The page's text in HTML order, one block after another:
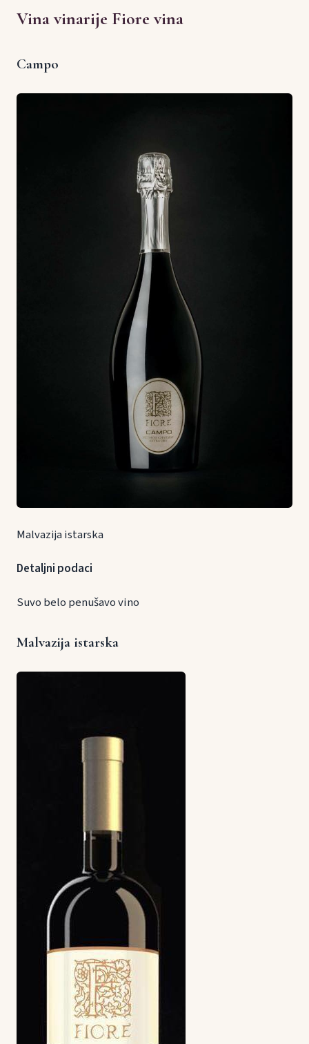
Vina vinarije Fiore vina
Campo
Malvazija istarska
Detaljni podaci
Suvo belo penušavo vino
Malvazija istarska